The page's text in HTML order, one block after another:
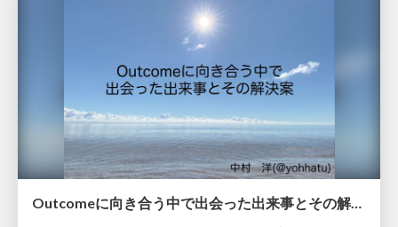
Outcomeに向き合う中で出会った出来事とその解決案 / Problems and solutions when working on Outcome